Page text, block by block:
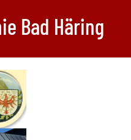
Bad Häring